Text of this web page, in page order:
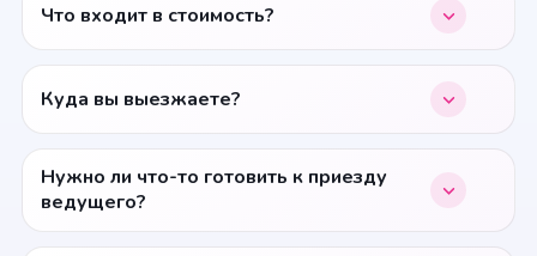
Что входит в стоимость?
Куда вы выезжаете?
Нужно ли что-то готовить к приезду
ведущего?